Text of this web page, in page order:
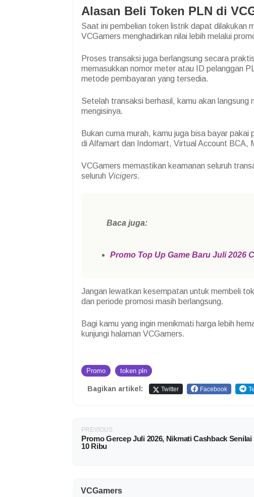
Alasan Beli Token PLN di
Saat ini pembelian token listrik dapat dilakukan
VCGamers menghadirkan nilai lebih melalui
Proses transaksi juga berlangsung secara
memasukkan nomor meter atau ID pelanggan
metode pembayaran yang tersedia.
Setelah transaksi berhasil, kamu akan
mengisinya.
Bukan cuma murah, kamu juga bisa bayar
di Alfamart dan Indomart, Virtual Account BCA,
VCGamers memastikan keamanan seluruh
seluruh Vicigers.
Baca juga:
Promo Top Up Game Baru Juli 2026
Jangan lewatkan kesempatan untuk membeli
dan periode promosi masih berlangsung.
Bagi kamu yang ingin menikmati harga lebih
kunjungi halaman VCGamers.
Promo token pln
Bagikan artikel: Twitter Facebook
PREVIOUS
Promo Gercep Juli 2026, Nikmati Cashback Senilai
10 Ribu
VCGamers